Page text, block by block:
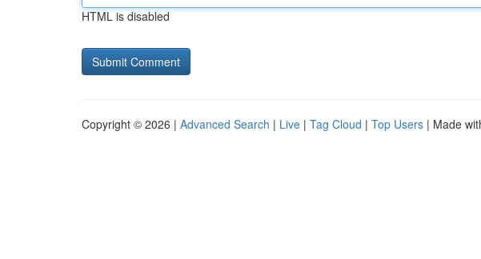
HTML is disabled
Copyright © 2026 | Advanced Search | Live | Tag Cloud | Top Users | Made